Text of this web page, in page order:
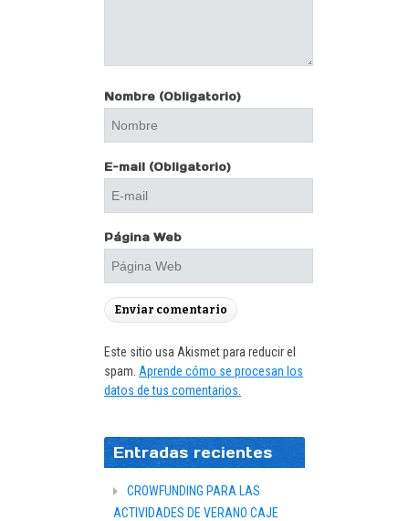
Nombre (Obligatorio)
E-mail (Obligatorio)
Página Web
Este sitio usa Akismet para reducir el
spam. Aprende cómo se procesan los
datos de tus comentarios.
Entradas recientes
CROWFUNDING PARA LAS
ACTIVIDADES DE VERANO CAJE